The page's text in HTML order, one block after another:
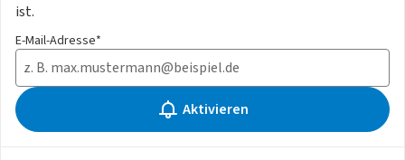
ist.
E-Mail-Adresse*
Aktivieren